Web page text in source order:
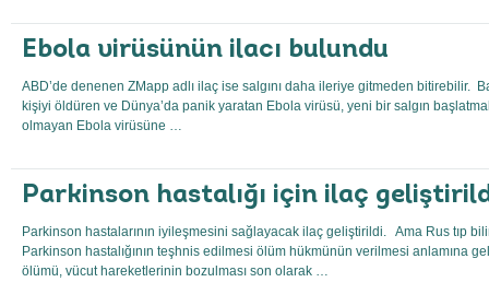
Ebola virüsünün ilacı bulundu
ABD’de denenen ZMapp adlı ilaç ise salgını daha ileriye gitmeden bitirebilir.
kişiyi öldüren ve Dünya’da panik yaratan Ebola virüsü, yeni bir salgın
olmayan Ebola virüsüne …
Parkinson hastalığı için ilaç
Parkinson hastalarının iyileşmesini sağlayacak ilaç geliştirildi. Ama Rus tıp
Parkinson hastalığının teşhnis edilmesi ölüm hükmünün verilmesi anlamına
ölümü, vücut hareketlerinin bozulması son olarak …